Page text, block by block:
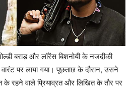
बराड़ और लॉरेंस बिशनोयी के नजदीकी
पर लाया गया। पूछताछ के दौरान, उसने
के रहने वाले प्रियाव्रत और लिखित के तौर पर